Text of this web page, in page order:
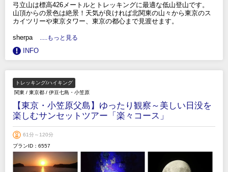
弓立山は標高426メートルとトレッキングに最適な低山登山です。
山頂からの景色は絶景！天気が良ければ北関東の山々から東京のス
カイツリーや東京タワー、東京の都心まで見渡せます。
sherpa .....もっと見る
INFO
トレッキング/ハイキング
関東 / 東京都 / 伊豆七島・小笠原
【東京・小笠原父島】ゆったり観察～美しい日没を
楽しむサンセットツアー「楽々コース」
61分～120分
プランID：6557